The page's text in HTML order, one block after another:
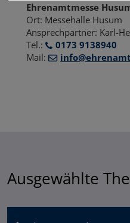
Ehrenamtmesse
Ort: Messehalle Husum
Ansprechpartner: Karl-
Tel.:
0173 9138940
Mail:
Ausgewählte